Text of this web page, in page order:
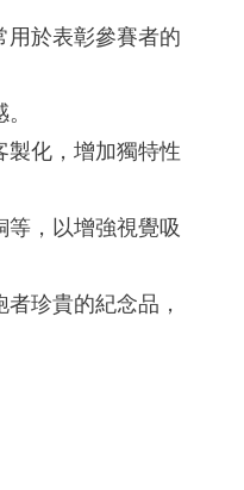
用於表彰參賽者的
製化，增加獨特性
等，以增強視覺吸
珍貴的紀念品，